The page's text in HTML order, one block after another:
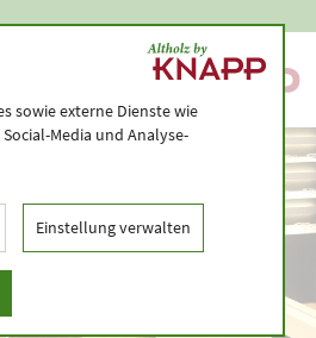
sowie externe Dienste wie
Media und Analyse-
Einstellung verwalten